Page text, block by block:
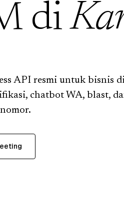
di
API resmi untuk bisnis
chatbot WA, blast,